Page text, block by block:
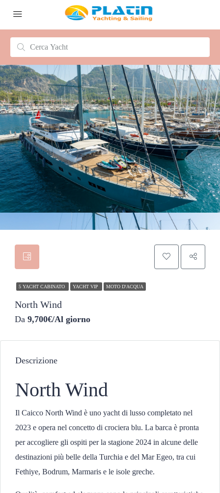
5 YACHT CABINATO YACHT VIP MOTO D'ACQUA
North Wind
Da 9,700€/Al giorno
Descrizione
North Wind
Il Caicco North Wind è uno yacht di lusso completato nel
2023 e opera nel concetto di crociera blu. La barca è pronta
per accogliere gli ospiti per la stagione 2024 in alcune delle
destinazioni più belle della Turchia e del Mar Egeo, tra cui
Fethiye, Bodrum, Marmaris e le isole greche.